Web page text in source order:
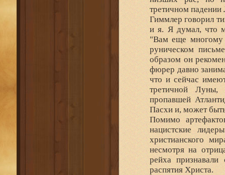
третичном
Гиммлер говорил
и я. Я думал, что
"Вам еще многому
руническом
образом он
фюрер давно
что и сейчас
третичной Луны,
пропавшей
Пасхи и, может
Помимо
нацистские
христианского
несмотря на
рейха признавали
распятия Христа.